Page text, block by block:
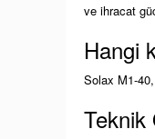
ve ihracat
Hangi
Solax M1-
Teknik